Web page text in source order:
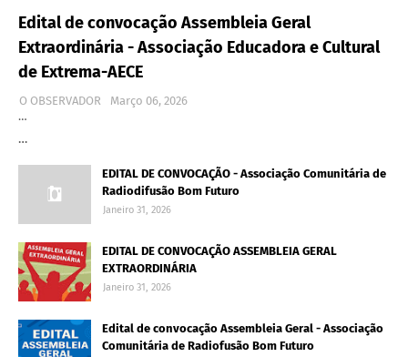
Edital de convocação Assembleia Geral
Extraordinária - Associação Educadora e Cultural
de Extrema-AECE
O OBSERVADOR
Março 06, 2026
…
…
EDITAL DE CONVOCAÇÃO - Associação Comunitária de
Radiodifusão Bom Futuro
Janeiro 31, 2026
EDITAL DE CONVOCAÇÃO ASSEMBLEIA GERAL
EXTRAORDINÁRIA
Janeiro 31, 2026
Edital de convocação Assembleia Geral - Associação
Comunitária de Radiofusão Bom Futuro